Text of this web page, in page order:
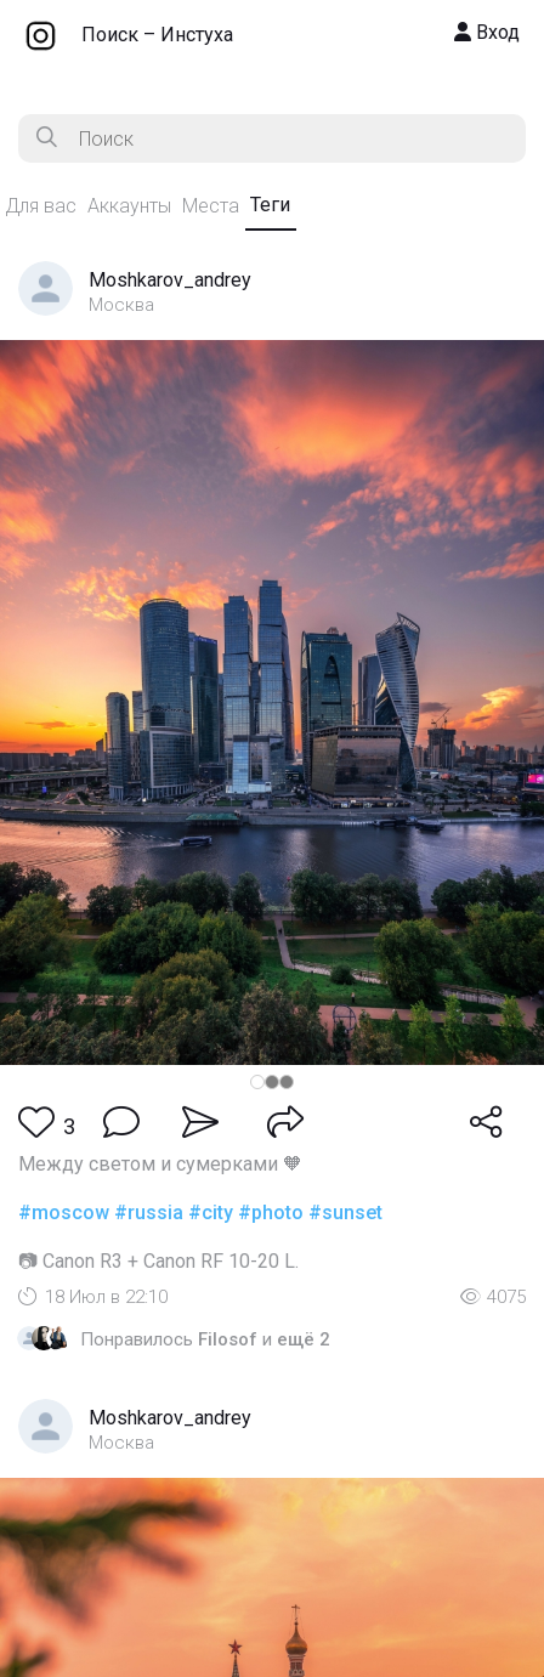
Поиск – Инстуха Вход
Для вас Аккаунты Места Теги
Moshkarov_andrey
Москва
3
Между светом и сумерками 🧡
#moscow #russia #city #photo #sunset
📷 Canon R3 + Canon RF 10-20 L.
18 Июл в 22:10
4075
Понравилось Filosof и ещё 2
Moshkarov_andrey
Москва